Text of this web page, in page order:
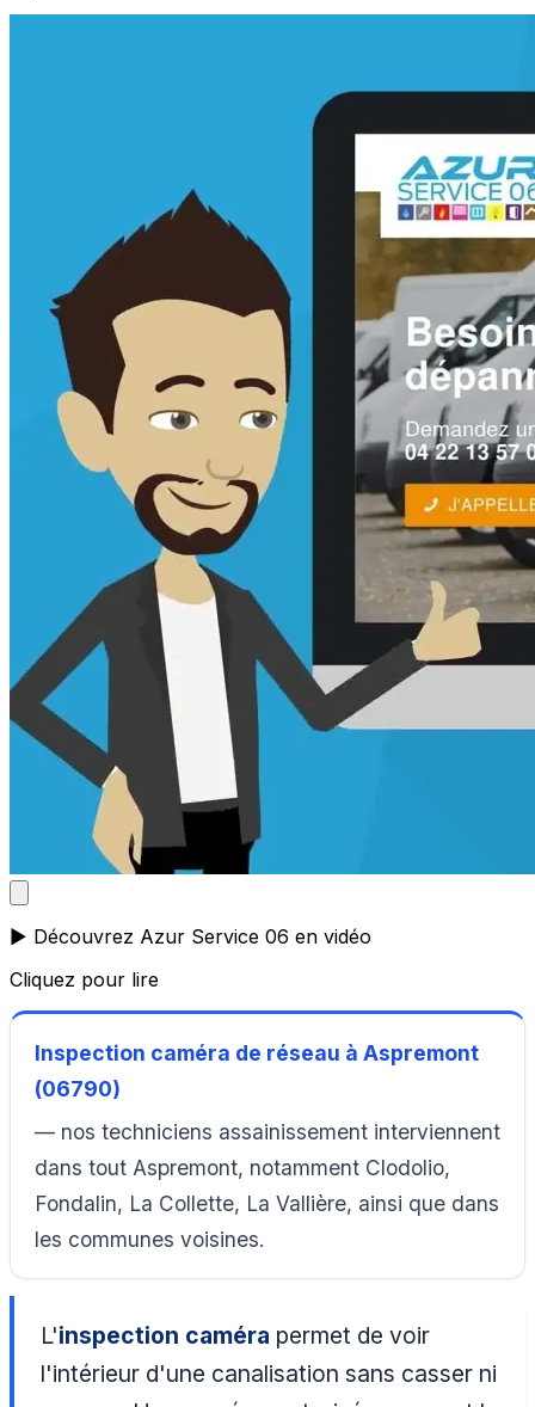
▶️ Découvrez Azur Service 06 en vidéo
Cliquez pour lire
Inspection caméra de réseau à Aspremont
(06790)
— nos techniciens assainissement interviennent
dans tout Aspremont, notamment Clodolio,
Fondalin, La Collette, La Vallière, ainsi que dans
les communes voisines.
L'inspection caméra permet de voir
l'intérieur d'une canalisation sans casser ni